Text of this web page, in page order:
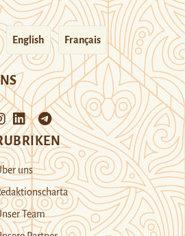
English Français
uns
Team